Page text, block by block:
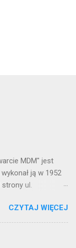
MDM" jest
ją w 1952
strony ul.
Śródmieście
CZYTAJ WIĘCEJ